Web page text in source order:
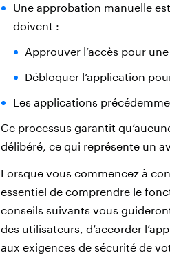
Une approbation manuelle
doivent :
Approuver l’accès pour
Débloquer l’application
Les applications
Ce processus garantit
délibéré, ce qui représente un
Lorsque vous commencez à
essentiel de comprendre le
conseils suivants vous
des utilisateurs, d’accorder
aux exigences de sécurité de